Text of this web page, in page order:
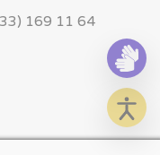
169 11 64